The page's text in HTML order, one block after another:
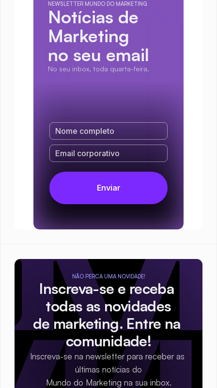
NEWSLETTER MUNDO DO MARKETING
Notícias de
Marketing
no seu email
No seu inbox, toda quarta-feira.
NÃO PERCA UMA NOVIDADE!
Inscreva-se e receba
todas as novidades
de marketing. Entre na
comunidade!
Inscreva-se na newsletter para receber as
últimas notícias do
Mundo do Marketing na sua inbox.